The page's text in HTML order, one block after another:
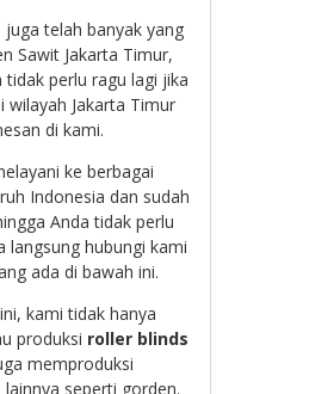
juga telah banyak yang
Sawit Jakarta Timur,
tidak perlu ragu lagi jika
wilayah Jakarta Timur
di kami.
ke berbagai
Indonesia dan sudah
Anda tidak perlu
langsung hubungi kami
ada di bawah ini.
kami tidak hanya
produksi roller blinds
memproduksi
seperti gorden.